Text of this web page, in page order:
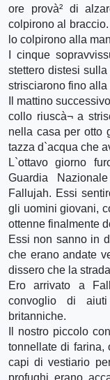
ore provà² di
colpirono al
lo colpirono alla
I cinque
stettero distesi
strisciarono fino
Il mattino
collo riuscà¬ a
nella casa per otto
tazza d`acqua che
L`ottavo giorno
Guardia
Fallujah. Essi
gli uomini giovani,
ottenne finalmente
Essi non sanno in
che erano andate
dissero che la
Ero arrivato a
convoglio di
britanniche.
Il nostro piccolo
tonnellate di farina,
capi di vestiario
profughi erano